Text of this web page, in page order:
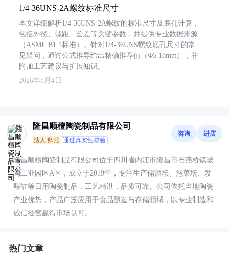
1/4-36UNS-2A螺纹标准尺寸
本文详细解析1/4-36UNS-2A螺纹的标准尺寸及底孔计算，
包括外径、螺距、公差等关键参数，并提供专业数据来源
（ASME B1.1标准）。针对1/4-36UNS螺纹底孔尺寸的常
见疑问，通过公式推导给出精确推荐值（Φ5.18mm），并
附加工艺建议与扩展知识。
2026年8月4日
隆昌顺檀陶瓷制品有限公司
法人:卿燕 通过真实性核验
咨询 进店
隆昌顺檀陶瓷制品有限公司位于四川省内江市隆昌市石燕桥镇玻
陶工业园区A区，成立于2019年，专注生产储酒坛、泡菜坛、发
酵缸等日用陶瓷制品，工艺精湛，品质可靠。公司依托当地陶瓷
产业优势，产品广泛应用于食品酿造与存储领域，以专业制造和
诚信经营赢得市场认可。
热门文章